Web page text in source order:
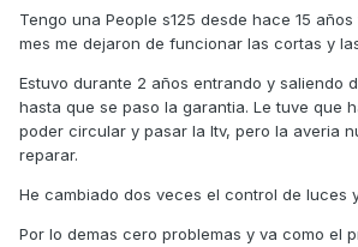
Tengo una People s125 desde hace 15
mes me dejaron de funcionar las cortas y
Estuvo durante 2 años entrando y saliendo
hasta que se paso la garantia. Le tuve que
poder circular y pasar la Itv, pero la averia
reparar.
He cambiado dos veces el control de luces
Por lo demas cero problemas y va como el